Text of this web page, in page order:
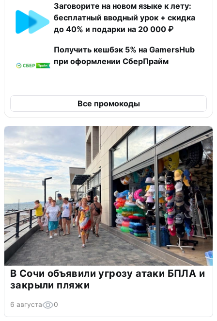
Заговорите на новом языке к лету:
бесплатный вводный урок + скидка
до 40% и подарки на 20 000 ₽
Получить кешбэк 5% на GamersHub
при оформлении СберПрайм
Все промокоды
В Сочи объявили угрозу атаки БПЛА и
закрыли пляжи
6 августа 0